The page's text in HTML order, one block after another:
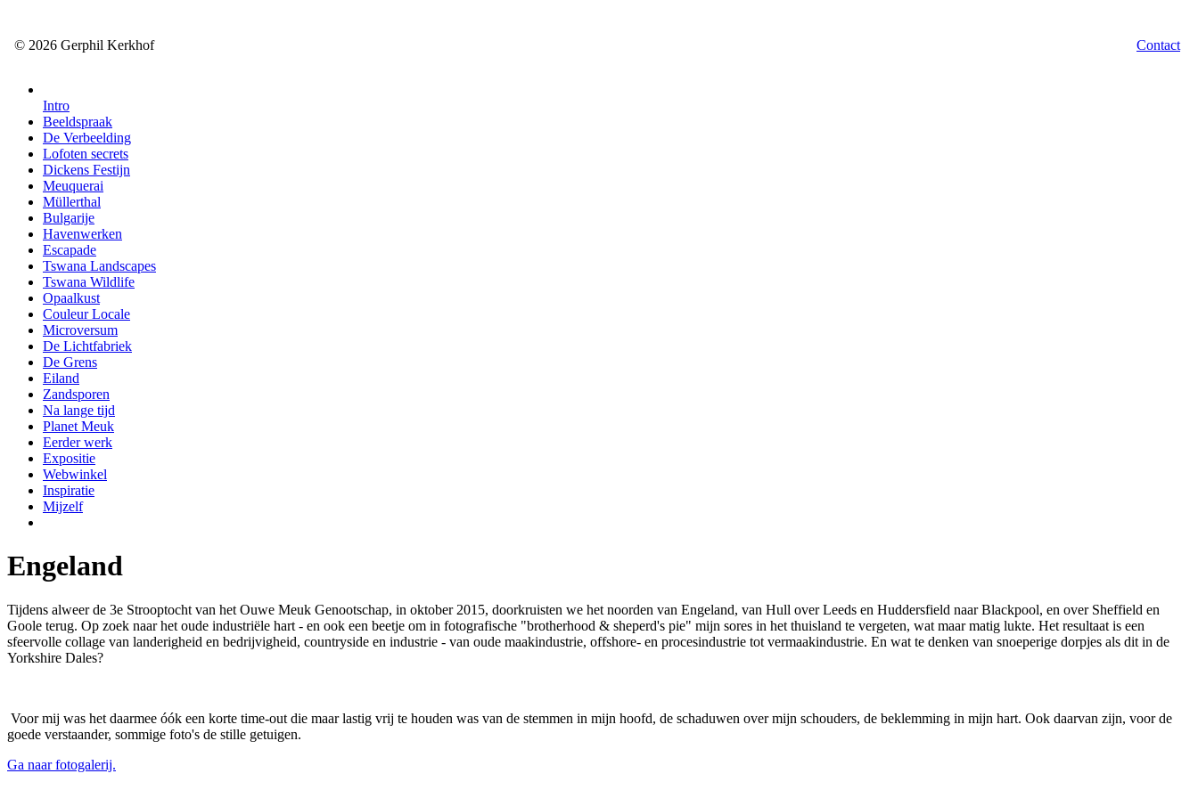
© 2026 Gerphil Kerkhof Contact
Intro
Beeldspraak
De Verbeelding
Lofoten secrets
Dickens Festijn
Meuquerai
Müllerthal
Bulgarije
Havenwerken
Escapade
Tswana Landscapes
Tswana Wildlife
Opaalkust
Couleur Locale
Microversum
De Lichtfabriek
De Grens
Eiland
Zandsporen
Na lange tijd
Planet Meuk
Eerder werk
Expositie
Webwinkel
Inspiratie
Mijzelf
Engeland
Tijdens alweer de 3e Strooptocht van het Ouwe Meuk Genootschap, in oktober 2015, doorkruisten we het noorden van Engeland, van Hull over Leeds en Huddersfield naar Blackpool, en over Sheffield en
Goole terug. Op zoek naar het oude industriële hart - en ook een beetje om in fotografische "brotherhood & sheperd's pie" mijn sores in het thuisland te vergeten, wat maar matig lukte. Het resultaat is een
sfeervolle collage van landerigheid en bedrijvigheid, countryside en industrie - van oude maakindustrie, offshore- en procesindustrie tot vermaakindustrie. En wat te denken van snoeperige dorpjes als dit in de
Yorkshire Dales?
Voor mij was het daarmee óók een korte time-out die maar lastig vrij te houden was van de stemmen in mijn hoofd, de schaduwen over mijn schouders, de beklemming in mijn hart. Ook daarvan zijn, voor de
goede verstaander, sommige foto's de stille getuigen.
Ga naar fotogalerij.